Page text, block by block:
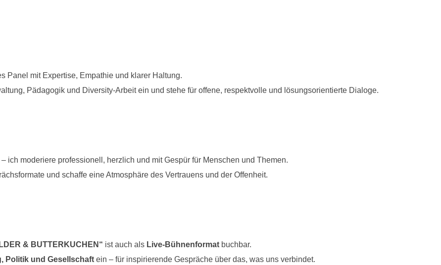
Panel mit Expertise, Empathie und klarer Haltung.
Pädagogik und Diversity-Arbeit ein und stehe für offene, respektvolle und lösungsorientierte Dialoge.
ich moderiere professionell, herzlich und mit Gespür für Menschen und Themen.
und schaffe eine Atmosphäre des Vertrauens und der Offenheit.
& BUTTERKUCHEN“ ist auch als Live-Bühnenformat buchbar.
Politik und Gesellschaft ein – für inspirierende Gespräche über das, was uns verbindet.